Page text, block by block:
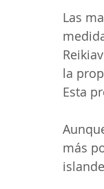
Las
la
Esta
más